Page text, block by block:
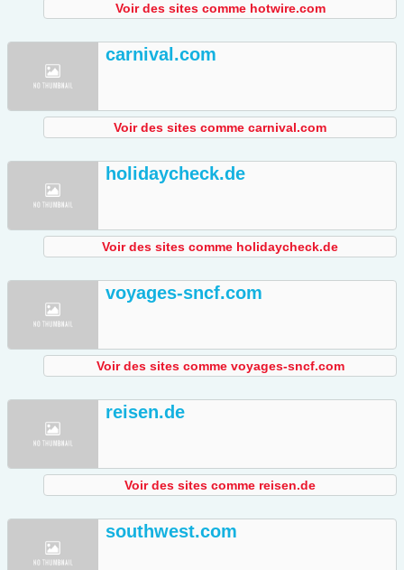
Voir des sites comme hotwire.com
carnival.com
Voir des sites comme carnival.com
holidaycheck.de
Voir des sites comme holidaycheck.de
voyages-sncf.com
Voir des sites comme voyages-sncf.com
reisen.de
Voir des sites comme reisen.de
southwest.com